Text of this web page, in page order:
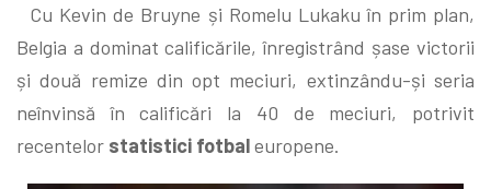
Cu Kevin de Bruyne și Romelu Lukaku în prim plan,
Belgia a dominat calificările, înregistrând șase victorii
și două remize din opt meciuri, extinzându-și seria
neînvinsă în calificări la 40 de meciuri, potrivit
recentelor statistici fotbaleuropene.